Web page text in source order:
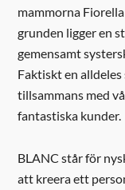
mammorna
grunden ligger en
gemensamt
Faktiskt en
tillsammans med
fantastiska kunder.
BLANC står för
att kreera ett